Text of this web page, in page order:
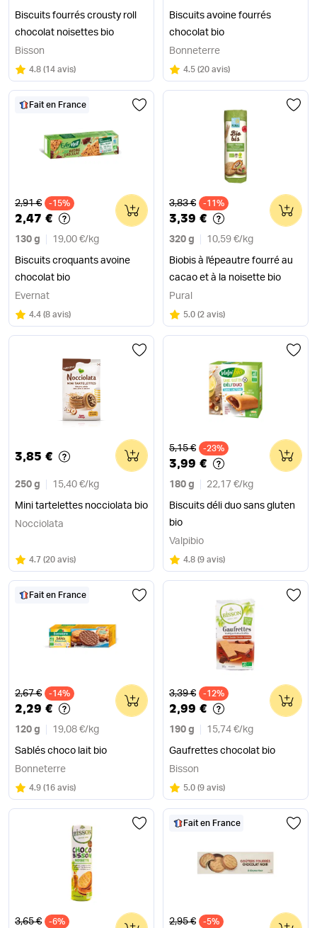
Biscuits fourrés crousty roll
chocolat noisettes bio
Bisson
Note
4.8 sur 5
(14 avis)
Biscuits avoine fourrés
chocolat bio
Bonneterre
Note
4.5 sur 5
(20 avis)
Fait en France
Ancien prix
2,91 € -15%
2,47 €
130 g 19,00 €/ kg
Biscuits croquants avoine
chocolat bio
0
Evernat
Note
4.4 sur 5
(8 avis)
Ancien prix
3,83 € -11%
3,39 €
320 g 10,59 €/ kg
Biobis à l'épeautre fourré au
cacao et à la noisette bio
0
Pural
Note
5.0 sur 5
(2 avis)
3,85 €
250 g 15,40 €/ kg
Mini tartelettes nocciolata bio
0
Nocciolata
Note
4.7 sur 5
(20 avis)
Ancien prix
5,15 € -23%
3,99 €
180 g 22,17 €/ kg
Biscuits déli duo sans gluten
bio
0
Valpibio
Note
4.8 sur 5
(9 avis)
Fait en France
Ancien prix
2,67 € -14%
2,29 €
120 g 19,08 €/ kg
Sablés choco lait bio
0
Bonneterre
Note
4.9 sur 5
(16 avis)
Ancien prix
3,39 € -12%
2,99 €
190 g 15,74 €/ kg
Gaufrettes chocolat bio
0
Bisson
Note
5.0 sur 5
(9 avis)
Ancien prix
3,65 € -6% 0
Fait en France
Ancien prix
2,95 € -5% 0